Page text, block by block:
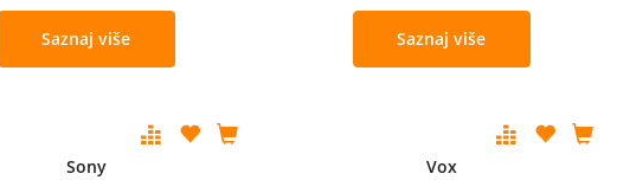
Saznaj više Saznaj više
Sony Vox